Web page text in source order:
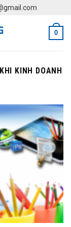
0
KINH DOANH